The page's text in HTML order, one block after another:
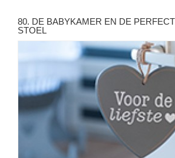
80. DE BABYKAMER EN DE
STOEL